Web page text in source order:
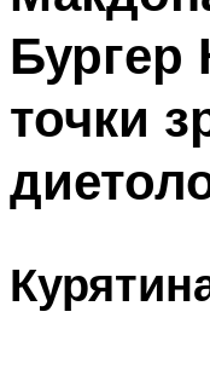
ОЧИСТКА
МЕНЮ
Бургер
точки